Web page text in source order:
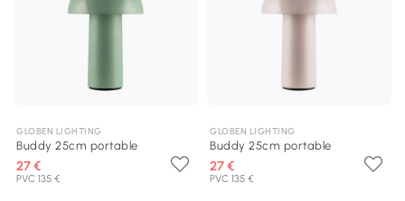
GLOBEN LIGHTING
Buddy 25cm portable
27 €
PVC 135 €
GLOBEN LIGHTING
Buddy 25cm portable
27 €
PVC 135 €